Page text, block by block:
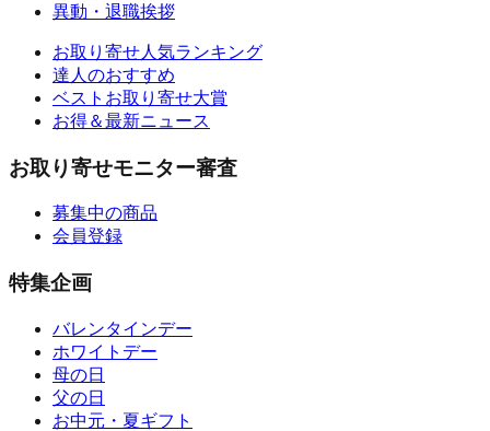
異動・退職挨拶
お取り寄せ人気ランキング
達人のおすすめ
ベストお取り寄せ大賞
お得＆最新ニュース
お取り寄せモニター審査
募集中の商品
会員登録
特集企画
バレンタインデー
ホワイトデー
母の日
父の日
お中元・夏ギフト